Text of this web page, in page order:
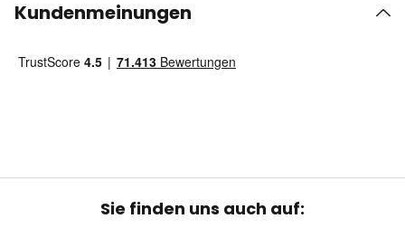
Kundenmeinungen
Sie finden uns auch auf: